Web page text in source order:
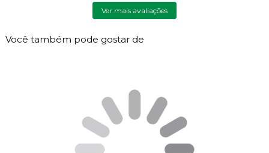
Ver mais avaliações
Você também pode gostar de